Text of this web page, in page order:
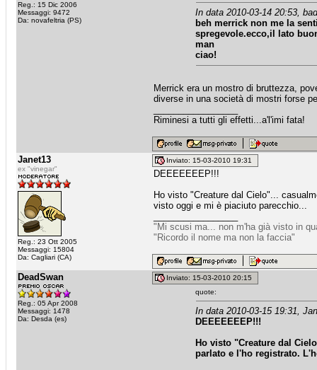
Reg.: 15 Dic 2006
Messaggi: 9472
Da: novafeltria (PS)
In data 2010-03-14 20:53,
beh merrick non me la
spregevole.ecco,il lato
man
ciao!
Merrick era un mostro di bruttezza,
diverse in una società di mostri forse
Riminesi a tutti gli effetti...a'l'imi fata!
Janet13
ex "vinegar"
Reg.: 23 Ott 2005
Messaggi: 15804
Da: Cagliari (CA)
Inviato: 15-03-2010 19:31
DEEEEEEEP!!!
Ho visto "Creature dal Cielo"...
visto oggi e mi è piaciuto parecchio...
"Mi scusi ma... non m'ha già visto in
"Ricordo il nome ma non la faccia"
DeadSwan
Reg.: 05 Apr 2008
Messaggi: 1478
Da: Desda (es)
Inviato: 15-03-2010 20:15
quote:
In data 2010-03-15 19:31,
DEEEEEEEP!!!
Ho visto "Creature dal
parlato e l'ho registrato.